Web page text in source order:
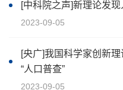
[中科院之声]新理论发
2023-09-05
[央广]我国科学家创新
“人口普查”
2023-09-05